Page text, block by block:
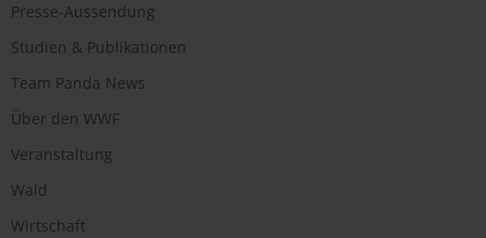
Presse-Aussendung
Studien & Publikationen
Team Panda News
Über den WWF
Veranstaltung
Wald
Wirtschaft